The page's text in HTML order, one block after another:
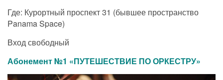
Где: Курортный проспект 31 (бывшее пространство
Panama Space)
Вход свободный
Абонемент №1 «ПУТЕШЕСТВИЕ ПО ОРКЕСТРУ»